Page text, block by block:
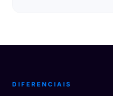
DIFERENCIAIS